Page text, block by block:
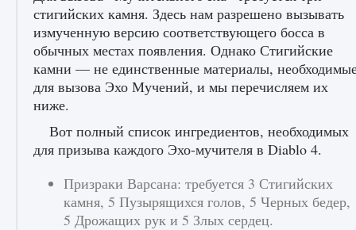
Все новые функции Ultimate Team в EA FC
25
9 августа 2024
стигийских камня. Здесь нам разрешено вызывать
измученную версию соответствующего босса в
обычных местах появления. Однако Стигийские
камни — не единственные материалы,
для вызова Эхо Мучений, и мы перечисляем их
ниже.
Вот полный список ингредиентов, необходимых
для призыва каждого Эхо-мучителя в Diablo 4.
Призраки Варсана: требуется 3 Стигийских
камня, 5 Пузырящихся голов, 5 Черных бедер,
5 Дрожащих рук и 5 Злых сердец.